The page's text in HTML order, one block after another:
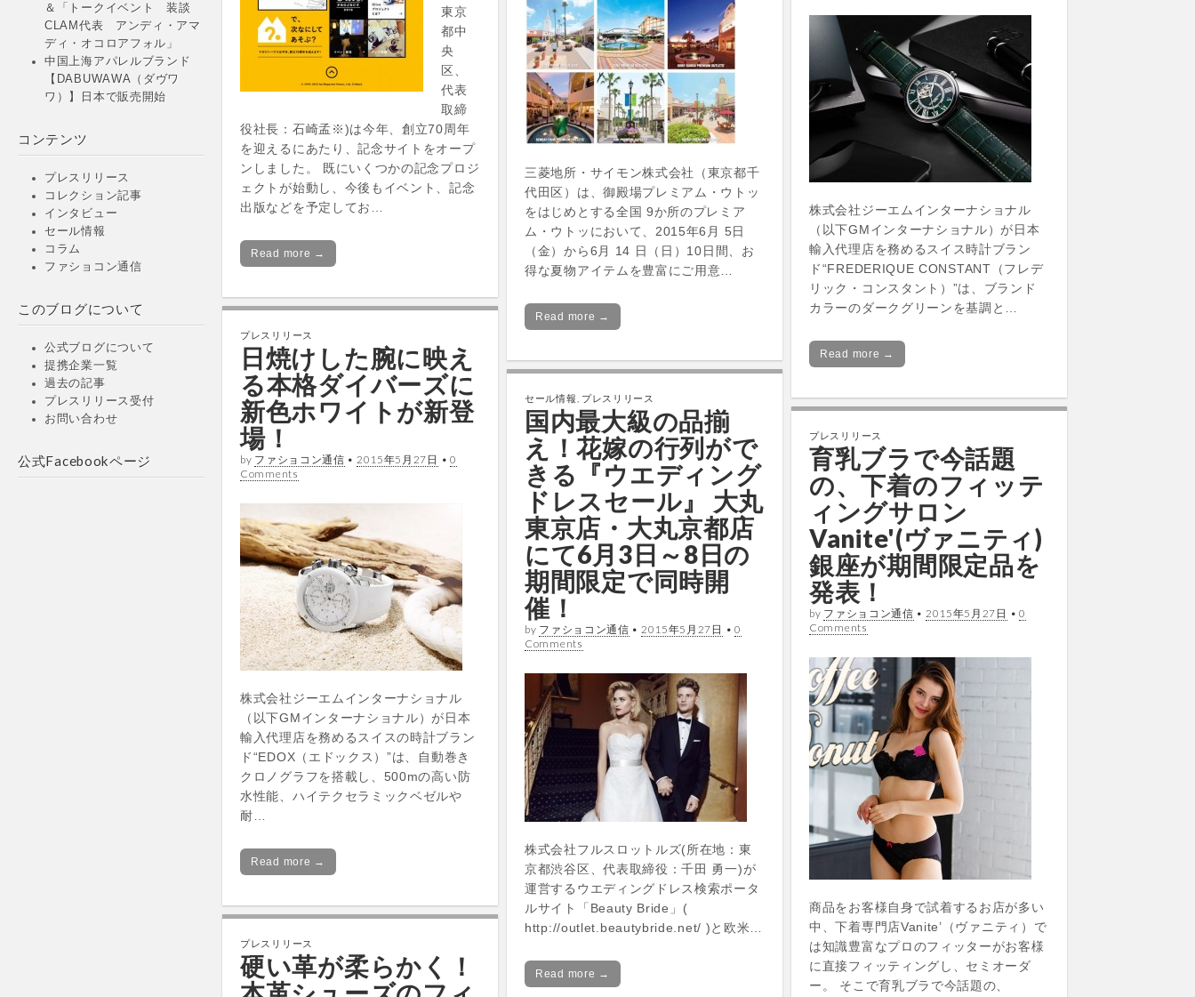
＆「トークイベント 装談
CLAM代表 アンディ・アマ
ディ・オコロアフォル」
中国上海アパレルブランド
【DABUWAWA（ダヴワ
ワ）】日本で販売開始
コンテンツ
プレスリリース
コレクション記事
インタビュー
セール情報
コラム
ファショコン通信
このブログについて
公式ブログについて
提携企業一覧
過去の記事
プレスリリース受付
お問い合わせ
公式Facebookページ
東京
都中
央
区、
代表
取締
役社長：石崎孟※)は今年、創立70周年
を迎えるにあたり、記念サイトをオープ
ンしました。 既にいくつかの記念プロジ
ェクトが始動し、今後もイベント、記念
出版などを予定してお…
Read more →
三菱地所・サイモン株式会社（東京都千
代田区）は、御殿場プレミアム・ウトッ
をはじめとする全国 9か所のプレミア
ム・ウトッにおいて、2015年6月 5日
（金）から6月 14 日（日）10日間、お
得な夏物アイテムを豊富にご用意…
Read more →
株式会社ジーエムインターナショナル
（以下GMインターナショナル）が日本
輸入代理店を務めるスイス時計ブラン
ド“FREDERIQUE CONSTANT（フレデ
リック・コンスタント）”は、ブランド
カラーのダークグリーンを基調と…
Read more →
プレスリリース
日焼けした腕に映え
る本格ダイバーズに
新色ホワイトが新登
場！
by ファショコン通信 • 2015年5月27日 • 0
Comments
株式会社ジーエムインターナショナル
（以下GMインターナショナル）が日本
輸入代理店を務めるスイスの時計ブラン
ド“EDOX（エドックス）”は、自動巻き
クロノグラフを搭載し、500mの高い防
水性能、ハイテクセラミックベゼルや
耐…
Read more →
セール情報 プレスリリース
国内最大級の品揃
え！花嫁の行列がで
きる『ウエディング
ドレスセール』 大丸
東京店・大丸京都店
にて6月3日～8日の
期間限定で同時開
催！
by ファショコン通信 • 2015年5月27日 • 0
Comments
株式会社フルスロットルズ(所在地：東
京都渋谷区、代表取締役：千田 勇一)が
運営するウエディングドレス検索ポータ
ルサイト「Beauty Bride」(
http://outlet.beautybride.net/ )と欧米…
Read more →
プレスリリース
育乳ブラで今話題
の、下着のフィッテ
ィングサロン
Vanite'(ヴァニティ)
銀座が期間限定品を
発表！
by ファショコン通信 • 2015年5月27日 • 0
Comments
商品をお客様自身で試着するお店が多い
中、下着専門店Vanite’（ヴァニティ）で
は知識豊富なプロのフィッターがお客様
に直接フィッティングし、セミオーダ
ー。 そこで育乳ブラで今話題の、
プレスリリース
硬い革が柔らかく！